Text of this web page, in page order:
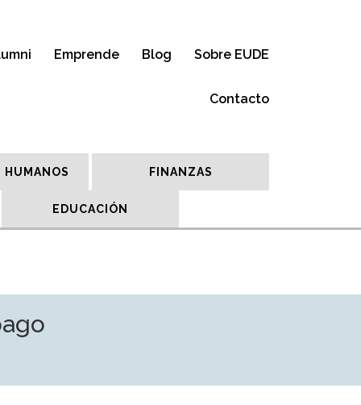
Emprende Blog Sobre EUDE
Contacto
HUMANOS FINANZAS
EDUCACIÓN